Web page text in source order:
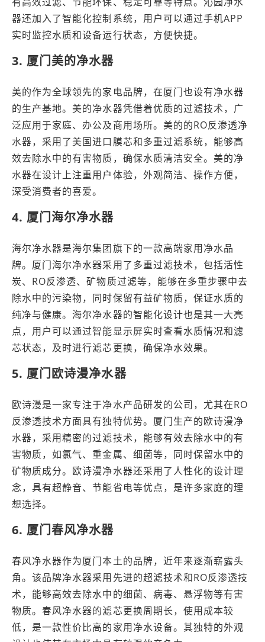
器还加入了智能化控制系统，用户可以通过手机APP
实时监控水质和设备运行状态，方便快捷。
3. 厦门美的净水器
美的作为全球领先的家电品牌，在厦门也设有净水器
的生产基地。美的净水器凭借着优质的过滤技术，广
泛应用于家庭、办公及商用场所。美的的RO反渗透净
水器，采用了美国进口膜芯和多重过滤系统，能够高
效去除水中的有害物质，确保水质清洁安全。美的净
水器在设计上注重用户体验，外观简洁、操作方便，
深受消费者的喜爱。
4. 厦门海尔净水器
海尔净水器是海尔集团旗下的一款高端家用净水品
牌。厦门海尔净水器采用了多重过滤技术，包括活性
炭、RO反渗透、矿物质过滤等，能够在多重步骤中去
除水中的污染物，同时保留有益矿物质，保证水质的
纯净与健康。海尔净水器的智能化设计也是其一大亮
点，用户可以通过智能显示屏实时查看水质情况和滤
芯状态，及时进行滤芯更换，确保净水效果。
5. 厦门欧诗漫净水器
欧诗漫是一家专注于净水产品研发的公司，尤其在RO
反渗透技术方面具有独特优势。厦门生产的欧诗漫净
水器，采用精密的过滤技术，能够有效去除水中的有
害物质，如氯气、重金属、细菌等，同时保留水中的
矿物质成分。欧诗漫净水器还采用了人性化的设计理
念，具有超静音、节能省电等优点，是许多家庭的理
想选择。
6. 厦门春风净水器
春风净水器作为厦门本土的品牌，近年来逐渐崭露头
角。该品牌净水器采用先进的超滤技术和RO反渗透技
术，能够高效去除水中的细菌、病毒、悬浮物等有害
物质。春风净水器的滤芯更换周期长，使用成本较
低，是一款性价比高的家用净水设备。其独特的外观